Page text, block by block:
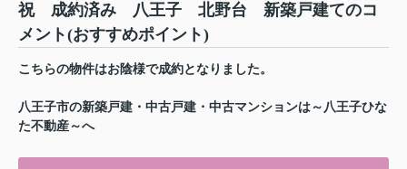
祝 成約済み 八王子 北野台 新築戸建てのコ
メント(おすすめポイント)
こちらの物件はお陰様で成約となりました。
八王子市の新築戸建・中古戸建・中古マンションは～八王子ひな
た不動産～へ